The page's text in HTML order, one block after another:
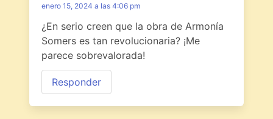
enero 15, 2024 a las 4:06 pm
¿En serio creen que la obra de Armonía
Somers es tan revolucionaria? ¡Me
parece sobrevalorada!
Responder